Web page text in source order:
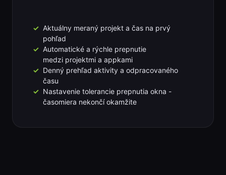
Aktuálny meraný projekt a čas na prvý
pohľad
Automatické a rýchle prepnutie
medzi projektmi a appkami
Denný prehľad aktivity a odpracovaného
času
Nastavenie tolerancie prepnutia okna -
časomiera nekončí okamžite